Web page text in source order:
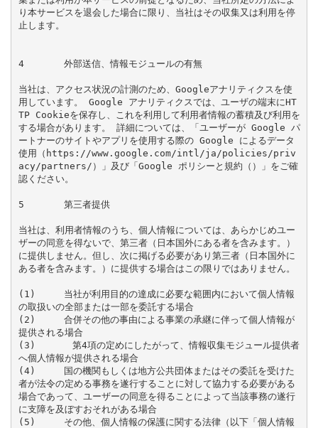
り本サービスを退会した場合に限り、当社はその収集又は利用を停
止します。
4	外部送信、情報モジュールの有無
当社は、アクセス状況の計測のため、Googleアナリティクスを使
用しています。 Google アナリティクスでは、ユーザの端末にHT
TP Cookieを保存し、これを利用して利用者情報の蓄積及び利用を
する場合があります。 詳細については、「ユーザーが Google パ
ートナーのサイトやアプリを使用する際の Google によるデータ
使用（https://www.google.com/intl/ja/policies/priv
acy/partners/）」及び「Google ポリシーと規約（）」をご確
認ください。
5	第三者提供
当社は、利用者情報のうち、個人情報については、あらかじめユー
ザーの同意を得ないで、第三者（日本国外にある者を含みます。）
に提供しません。但し、次に掲げる必要があり第三者（日本国外に
ある者を含みます。）に提供する場合はこの限りではありません。
(1)	当社が利用目的の達成に必要な範囲内において個人情報
の取扱いの全部または一部を委託する場合
(2)	合併その他の事由による事業の承継に伴って個人情報が
提供される場合
(3)　　　　第4項の定めにしたがって、情報収集モジュール提供者
へ個人情報が提供される場合
(4)	国の機関もしくは地方公共団体またはその委託を受けた
者が法令の定める事務を遂行することに対して協力する必要がある
場合であって、ユーザーの同意を得ることによって当該事務の遂行
に支障を及ぼすおそれがある場合
(5)	その他、個人情報の保護に関する法律（以下「個人情報